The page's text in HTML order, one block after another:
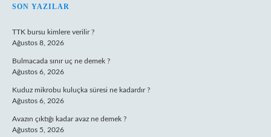
SIDEBAR
SON YAZILAR
TTK bursu kimlere verilir ?
Ağustos 8, 2026
Bulmacada sınır uç ne demek ?
Ağustos 6, 2026
Kuduz mikrobu kuluçka süresi ne kadardır ?
Ağustos 6, 2026
Avazın çıktığı kadar avaz ne demek ?
Ağustos 5, 2026